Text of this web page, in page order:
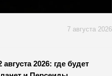
7 августа 2026
2026: где будет